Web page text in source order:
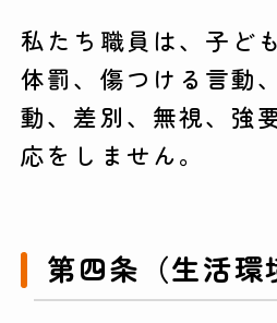
私たち職員は、子ど
体罰、傷つける言動
動、差別、無視、強
応をしません。
第四条（生活環